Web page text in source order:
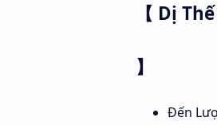
【 Dị
】
Đến